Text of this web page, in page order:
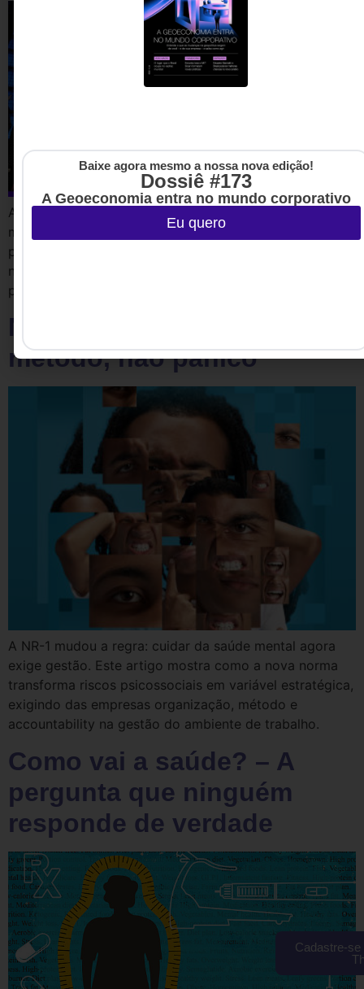
A partir dos sinais do Web Summit Rio 2026, este artigo
mostra como a saúde mental deixou de ser benefício
periférico para se tornar uma variável crítica de
negócio, impactando investimento, regulação e a
própria sustentabilidade das empresas.
NR-1: nova norma exige
método, não pânico
A NR-1 mudou a regra: cuidar da saúde mental agora
exige gestão. Este artigo mostra como a nova norma
transforma riscos psicossociais em variável estratégica,
exigindo das empresas organização, método e
accountability na gestão do ambiente de trabalho.
Como vai a saúde? – A
pergunta que ninguém
responde de verdade
Cadastre-
Baixe agora mesmo a nossa nova edição!
Dossiê #173
A Geoeconomia entra no mundo corporativo
Eu quero